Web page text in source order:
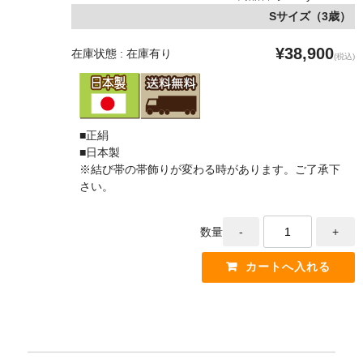
Sサイズ（3歳）
在庫状態 : 在庫有り ¥38,900(税込)
■正絹
■日本製
※結び帯の帯飾りが変わる時があります。ご了承下
さい。
数量